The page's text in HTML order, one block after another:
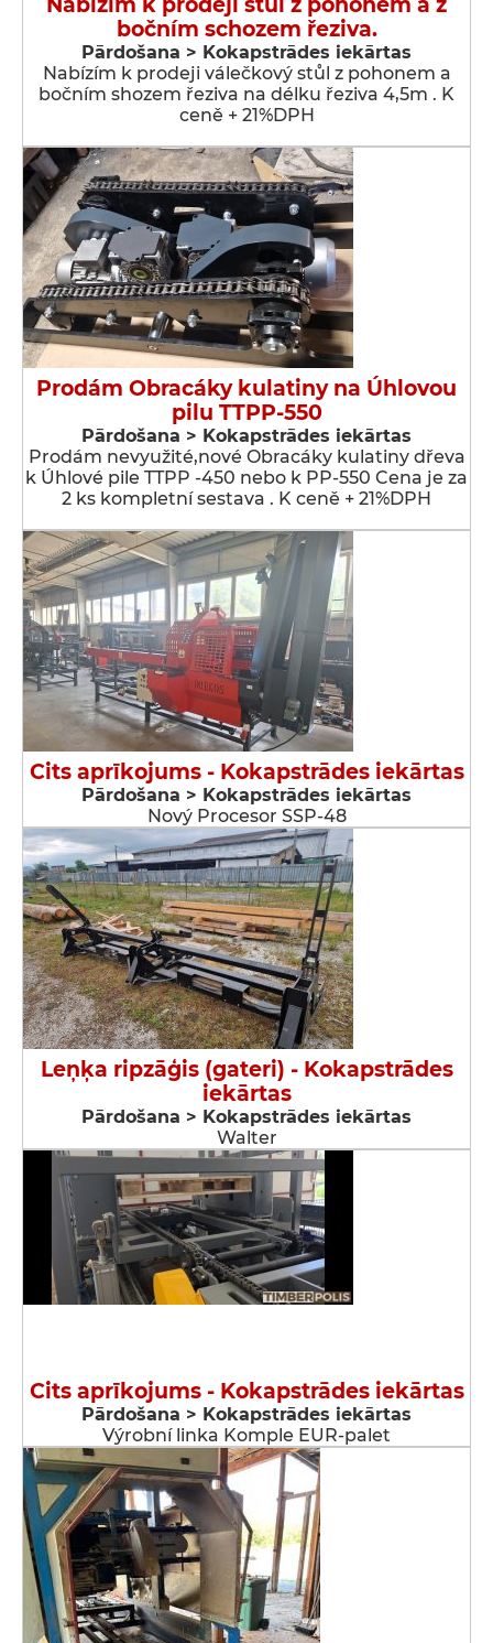
bočním schozem řeziva.
Pārdošana > Kokapstrādes iekārtas
Nabízím k prodeji válečkový stůl z pohonem a
bočním shozem řeziva na délku řeziva 4,5m . K
ceně + 21%DPH
Prodám Obracáky kulatiny na Úhlovou
pilu TTPP-550
Pārdošana > Kokapstrādes iekārtas
Prodám nevyužité,nové Obracáky kulatiny dřeva
k Úhlové pile TTPP -450 nebo k PP-550 Cena je za
2 ks kompletní sestava . K ceně + 21%DPH
Cits aprīkojums - Kokapstrādes iekārtas
Pārdošana > Kokapstrādes iekārtas
Nový Procesor SSP-48
Leņķa ripzāģis (gateri) - Kokapstrādes
iekārtas
Pārdošana > Kokapstrādes iekārtas
Walter
Cits aprīkojums - Kokapstrādes iekārtas
Pārdošana > Kokapstrādes iekārtas
Výrobní linka Komple EUR-palet